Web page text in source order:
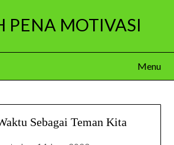
PENA MOTIVASI
Menu
Sebagai Teman Kita